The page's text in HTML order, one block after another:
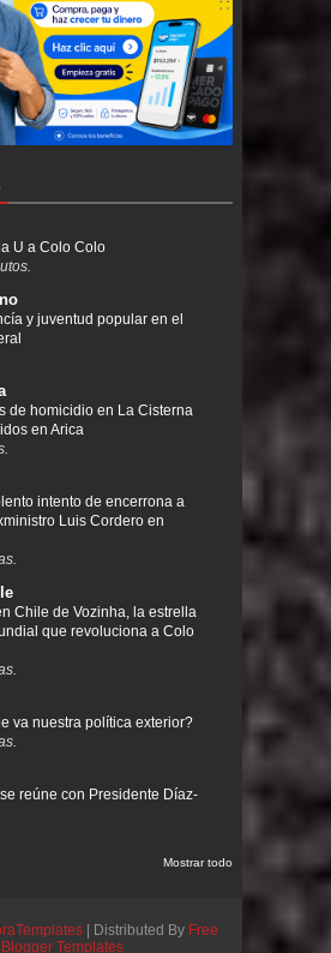
U a Colo Colo
y juventud popular en el
de homicidio en La Cisterna
en Arica
intento de encerrona a
Luis Cordero en
Chile de Vozinha, la estrella
que revoluciona a Colo
va nuestra política exterior?
reúne con Presidente Díaz-
Mostrar todo
| Distributed By Free
Blogger Templates